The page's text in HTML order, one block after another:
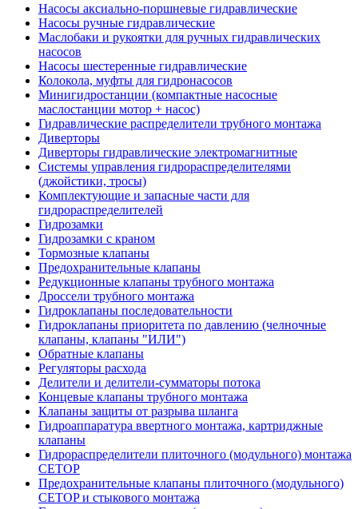
Насосы аксиально-поршневые гидравлические
Насосы ручные гидравлические
Маслобаки и рукоятки для ручных гидравлических
насосов
Насосы шестеренные гидравлические
Колокола, муфты для гидронасосов
Минигидростанции (компактные насосные
маслостанции мотор + насос)
Гидравлические распределители трубного монтажа
Диверторы
Диверторы гидравлические электромагнитные
Системы управления гидрораспределителями
(джойстики, тросы)
Комплектующие и запасные части для
гидрораспределителей
Гидрозамки
Гидрозамки с краном
Тормозные клапаны
Предохранительные клапаны
Редукционные клапаны трубного монтажа
Дроссели трубного монтажа
Гидроклапаны последовательности
Гидроклапаны приоритета по давлению (челночные
клапаны, клапаны "ИЛИ")
Обратные клапаны
Регуляторы расхода
Делители и делители-сумматоры потока
Концевые клапаны трубного монтажа
Клапаны защиты от разрыва шланга
Гидроаппаратура ввертного монтажа, картриджные
клапаны
Гидрораспределители плиточного (модульного) монтажa
CETOP
Предохранительные клапаны плиточного (модульного)
CETOP и стыкового монтажа